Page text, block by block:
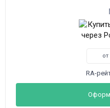
от
RA-